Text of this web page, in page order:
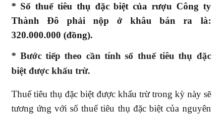
* Số thuế tiêu thụ đặc biệt của rượu Công ty
Thành Đô phải nộp ở khâu bán ra là:
320.000.000 (đồng).
* Bước tiếp theo cần tính số thuế tiêu thụ đặc
biệt được khấu trừ.
Thuế tiêu thụ đặc biệt được khấu trừ trong kỳ này sẽ
tương ứng với số thuế tiêu thụ đặc biệt của nguyên